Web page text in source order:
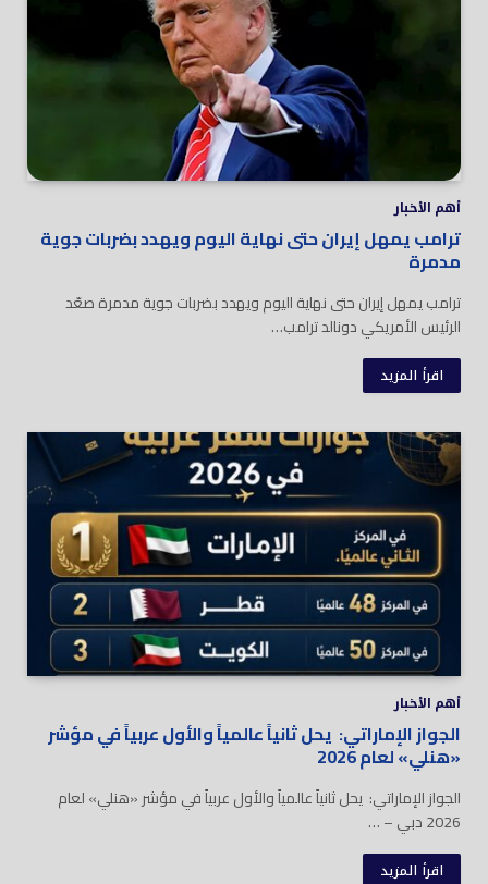
أهم الأخبار
ترامب يمهل إيران حتى نهاية اليوم ويهدد بضربات جوية
مدمرة
ترامب يمهل إيران حتى نهاية اليوم ويهدد بضربات جوية مدمرة صعّد
الرئيس الأمريكي دونالد ترامب…
اقرأ المزيد
أهم الأخبار
الجواز الإماراتي: يحل ثانياً عالمياً والأول عربياً في مؤشر
«هنلي» لعام 2026
الجواز الإماراتي: يحل ثانياً عالمياً والأول عربياً في مؤشر «هنلي» لعام
2026 دبي – …
اقرأ المزيد